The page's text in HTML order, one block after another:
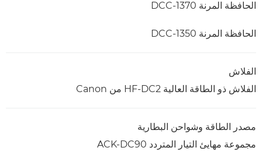
الحافظة المرنة DCC-1370
الحافظة المرنة DCC-1350
الفلاش
الفلاش ذو الطاقة العالية HF-DC2 من Canon
مصدر الطاقة وشواحن البطارية
مجموعة مهايئ التيار المتردد ACK-DC90